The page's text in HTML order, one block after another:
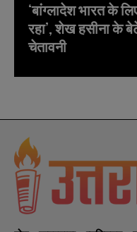
‘बांग्लादेश भारत के
रहा’, शेख हसीना के
चेतावनी